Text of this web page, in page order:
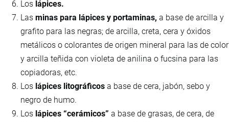
Los lápices.
Las minas para lápices y portaminas, a base de arcilla y
grafito para las negras; de arcilla, creta, cera y óxidos
metálicos o colorantes de origen mineral para las de color
y arcilla teñida con violeta de anilina o fucsina para las
copiadoras, etc.
Los lápices litográficos a base de cera, jabón, sebo y
negro de humo.
Los lápices “cerámicos” a base de grasas, de cera, de